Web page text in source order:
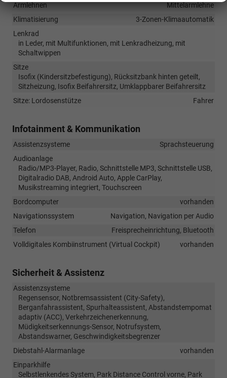
Armlehnen
Mittelarmlehne
Klimatisierung
3-Zonen-Klimaautomatik
Lenkrad
in Leder, mit Multifunktionen, mit Lenkradheizung, mit
Schaltwippen
Sitze
Isofix (Kindersitzbefestigung), Rücksitzbank hinten geteilt,
Sitzheizung, Isofix Beifahrersitz, Umklappbarer Beifahrersitz
Sitze: Lordosenstütze
Fahrer
Infotainment & Kommunikation
Assistenzsysteme
Sprachsteuerung
Audioanlage
Radio/MP3-Player, Radio, Schnittstelle MP3, Schnittstelle USB,
Digitalradio DAB, Android Auto, Apple CarPlay,
Musikstreaming integriert, Touchscreen
Bordcomputer
vorhanden
Navigationssystem
Navigation, Navigation per Audio
Telefon
Freisprecheinrichtung, Bluetooth
Volldigitales Kombiinstrument (Virtual Cockpit)
vorhanden
Sicherheit & Assistenz
Assistenzsysteme
Regensensor, Notbremsassistent (City-Safety),
Berganfahrassistent, Spurhalteassistent, Abstandstempomat
adaptiv (ACC), Verkehrzeichenerkennung,
Müdigkeitserkennungs-Sensor, Notrufsystem,
Abstandswarner, Geschwindigkeitsbegrenzer
Diebstahl-Alarmanlage
vorhanden
Einparkhilfe
Selbstlenkendes System, Park Distance Control vorne, Park